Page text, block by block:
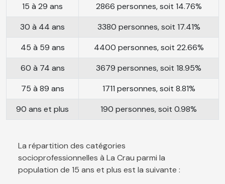
15 à 29 ans
2866 personnes, soit 14.76%
30 à 44 ans
3380 personnes, soit 17.41%
45 à 59 ans
4400 personnes, soit 22.66%
60 à 74 ans
3679 personnes, soit 18.95%
75 à 89 ans
1711 personnes, soit 8.81%
90 ans et plus
190 personnes, soit 0.98%
La répartition des catégories
socioprofessionnelles à La Crau parmi la
population de 15 ans et plus est la suivante :